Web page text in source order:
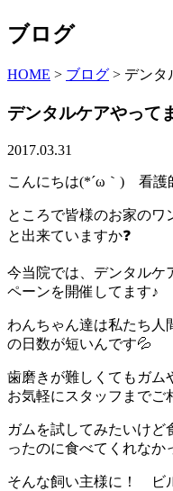
ブログ
HOME > ブログ > デンタ
デンタルケアやって
2017.03.31
こんにちは(*´ω｀) 看護
ところで皆様のお家のワ
と出来ていますか❓
今当院では、デンタルケ
ペーンを開催してます♪
わんちゃん達は私たち人
の日数が短いんです💦
歯磨きが難しくてもガム
お気軽にスタッフまでご
ガムを試してみたいけ
ったのに食べてくれなか
そんな飼い主様に！ ビ